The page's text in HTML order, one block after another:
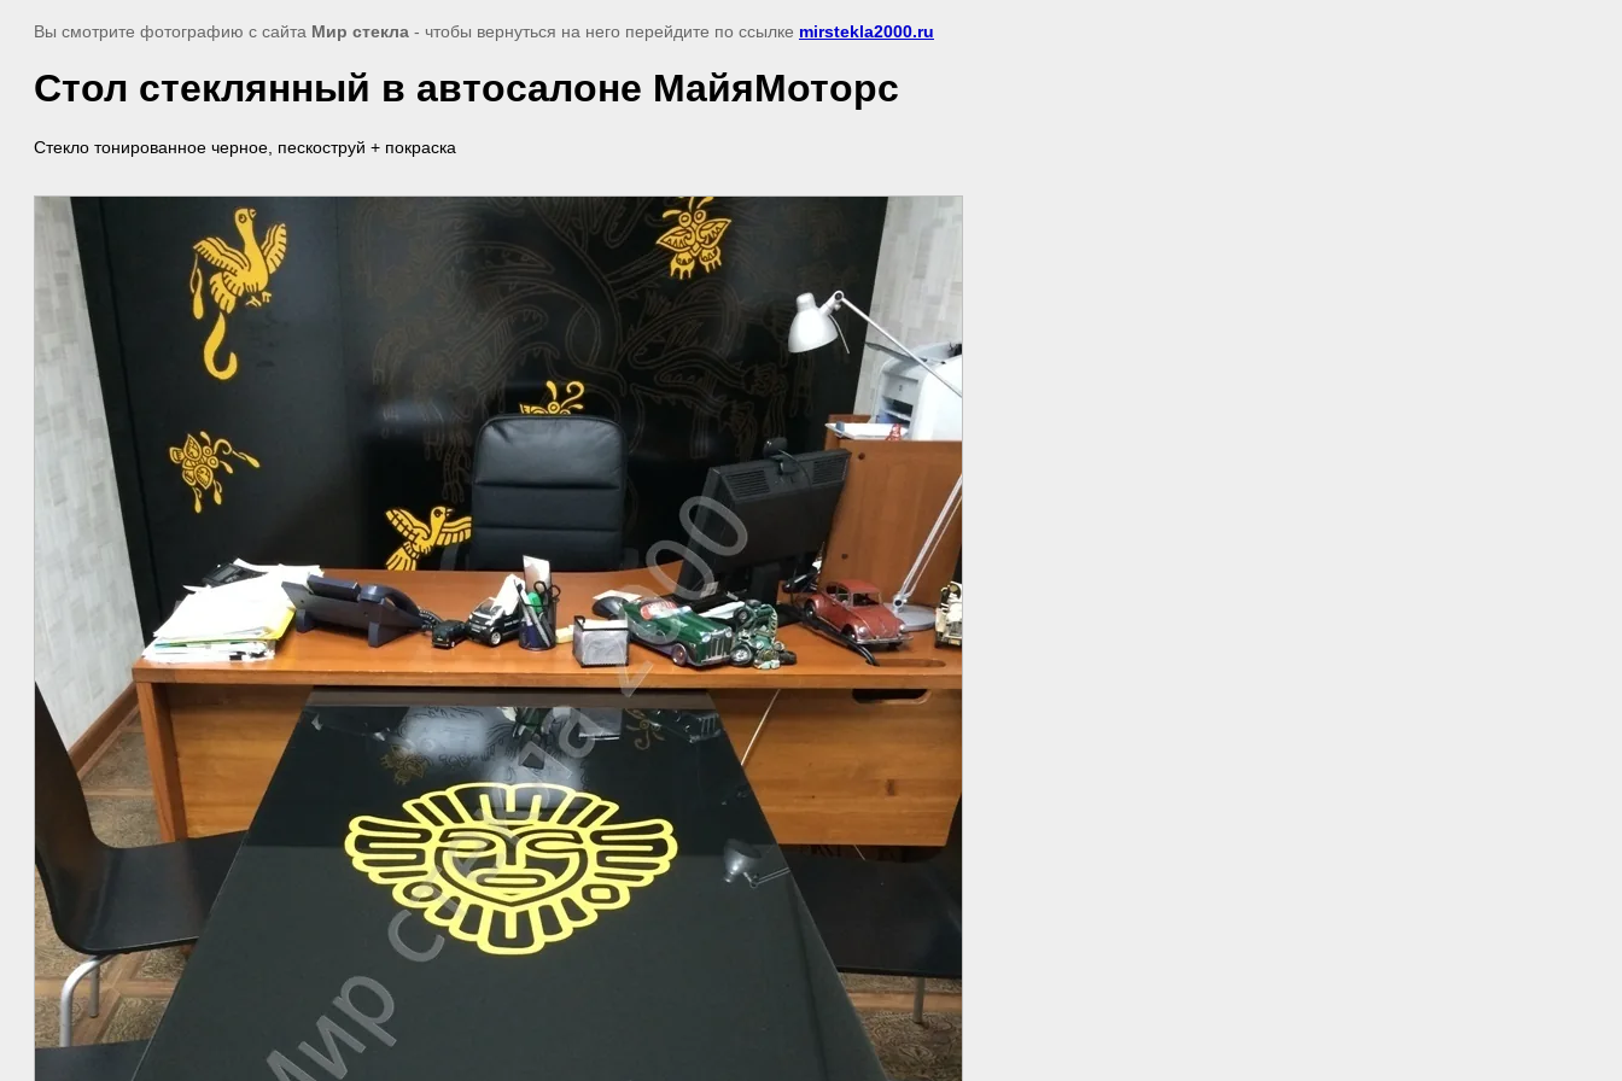
Вы смотрите фотографию с сайта Мир стекла - чтобы вернуться на него перейдите по ссылке mirstekla2000.ru
Стол стеклянный в автосалоне МайяМоторс
Стекло тонированное черное, пескоструй + покраска